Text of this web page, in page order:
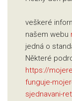
veškeré
našem webu
jedná o
Některé
https://
funguje-
sjednavani-